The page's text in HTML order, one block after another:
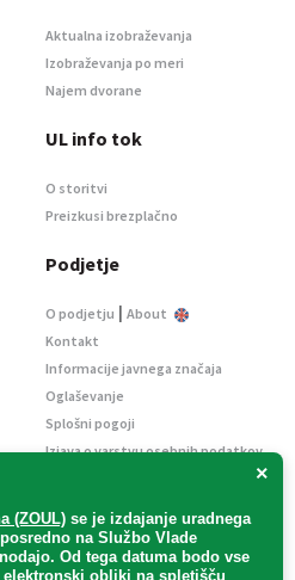
×
(ZOUL) se je izdajanje uradnega
na Službo Vlade
. Od tega datuma bodo vse
obliki na spletišču
Aktualna izobraževanja
Izobraževanja po meri
Najem dvorane
UL info tok
O storitvi
Preizkusi brezplačno
Podjetje
O podjetju | About
Kontakt
Informacije javnega značaja
Oglaševanje
Splošni pogoji
Izjava o varstvu osebnih podatkov